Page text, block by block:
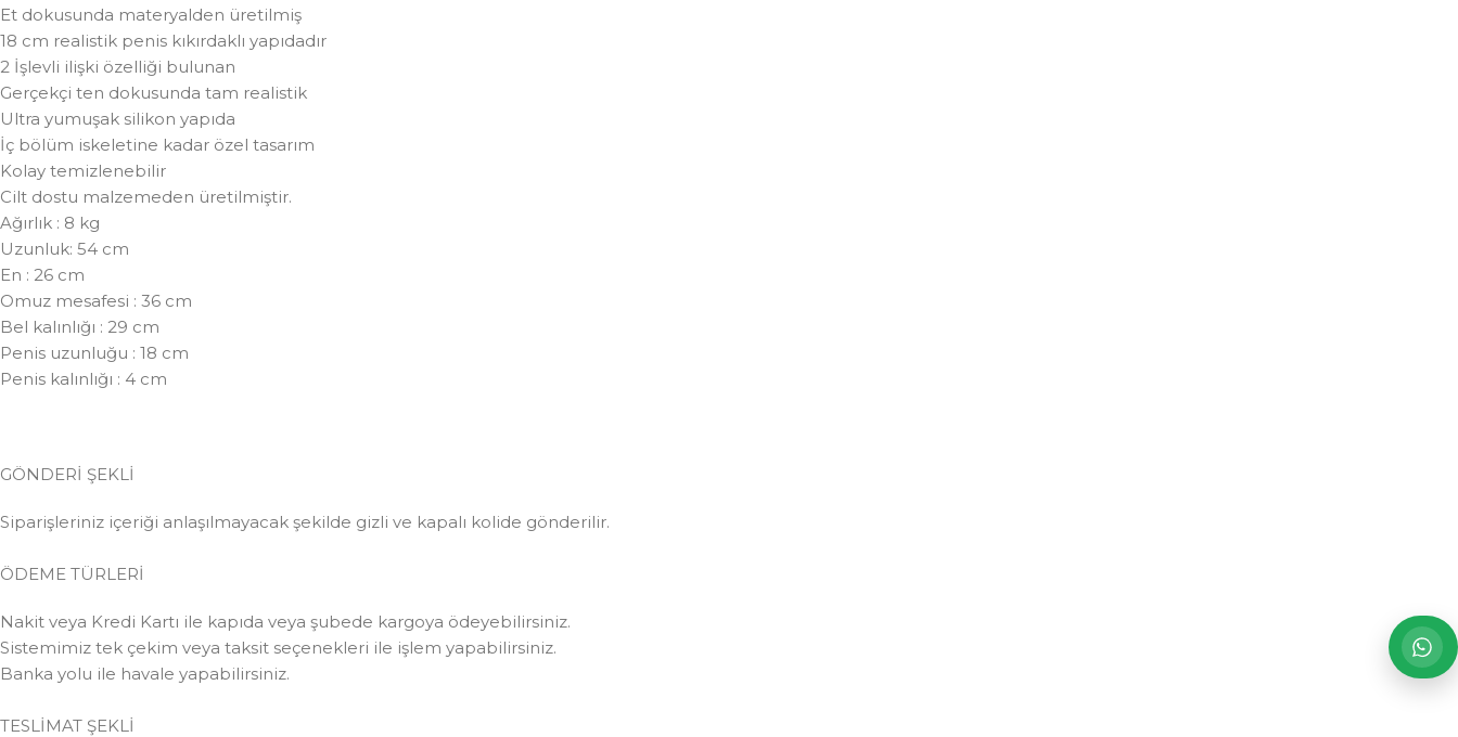
Et dokusunda materyalden üretilmiş
18 cm realistik penis kıkırdaklı yapıdadır
2 İşlevli ilişki özelliği bulunan
Gerçekçi ten dokusunda tam realistik
Ultra yumuşak silikon yapıda
İç bölüm iskeletine kadar özel tasarım
Kolay temizlenebilir
Cilt dostu malzemeden üretilmiştir.
Ağırlık : 8 kg
Uzunluk: 54 cm
En : 26 cm
Omuz mesafesi : 36 cm
Bel kalınlığı : 29 cm
Penis uzunluğu : 18 cm
Penis kalınlığı : 4 cm
GÖNDERİ ŞEKLİ
Siparişleriniz içeriği anlaşılmayacak şekilde gizli ve kapalı kolide gönderilir.
ÖDEME TÜRLERİ
Nakit veya Kredi Kartı ile kapıda veya şubede kargoya ödeyebilirsiniz.
Sistemimiz tek çekim veya taksit seçenekleri ile işlem yapabilirsiniz.
Banka yolu ile havale yapabilirsiniz.
TESLİMAT ŞEKLİ